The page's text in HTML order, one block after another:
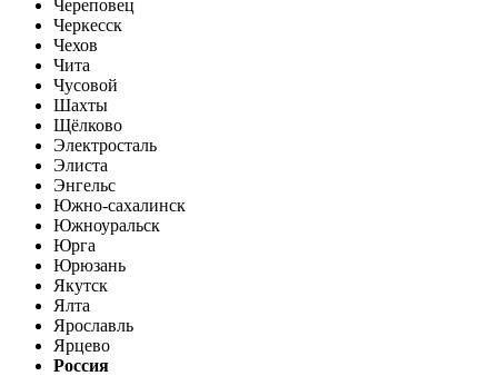
Череповец
Черкесск
Чехов
Чита
Чусовой
Шахты
Щёлково
Электросталь
Элиста
Энгельс
Южно-сахалинск
Южноуральск
Юрга
Юрюзань
Якутск
Ялта
Ярославль
Ярцево
Россия